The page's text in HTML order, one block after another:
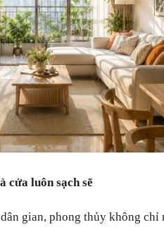
cửa luôn sạch sẽ
gian, phong thủy không chỉ